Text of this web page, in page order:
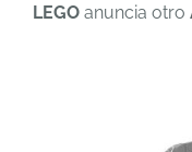
LEGO anuncia otro